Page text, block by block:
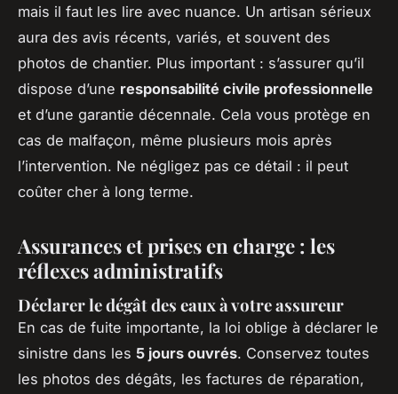
mais il faut les lire avec nuance. Un artisan sérieux
aura des avis récents, variés, et souvent des
photos de chantier. Plus important : s’assurer qu’il
dispose d’une responsabilité civile professionnelle
et d’une garantie décennale. Cela vous protège en
cas de malfaçon, même plusieurs mois après
l’intervention. Ne négligez pas ce détail : il peut
coûter cher à long terme.
Assurances et prises en charge : les
réflexes administratifs
Déclarer le dégât des eaux à votre assureur
En cas de fuite importante, la loi oblige à déclarer le
sinistre dans les 5 jours ouvrés. Conservez toutes
les photos des dégâts, les factures de réparation,